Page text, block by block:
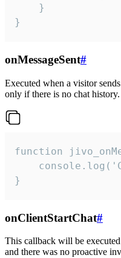
    }
}
onMessageSent#
Executed when a visitor
only if there is no chat history.
function
}
onClientStartChat#
This callback will be
and there was no proactive